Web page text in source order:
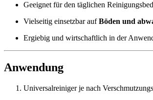
Geeignet für den täglichen
Vielseitig einsetzbar aufBöden und
Ergiebig und wirtschaftlich in der
Anwendung
Universalreiniger je nach